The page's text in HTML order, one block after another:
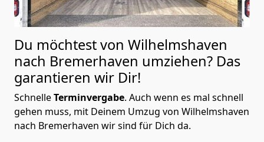
Du möchtest von Wilhelmshaven
nach Bremer­haven umziehen? Das
garantieren wir Dir!
SchnelleTerminvergabe. Auch wenn es mal schnell
gehen muss, mit Deinem Umzug von Wilhelmshaven
nach Bremer­haven wir sind für Dich da.